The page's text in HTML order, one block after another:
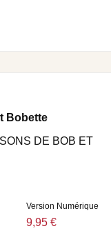
Bobette
DE BOB ET
Version Numérique
9,95 €